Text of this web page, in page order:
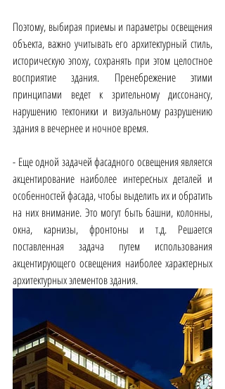
Поэтому, выбирая приемы и параметры освещения
объекта, важно учитывать его архитектурный стиль,
историческую эпоху, сохранять при этом целостное
восприятие здания. Пренебрежение этими
принципами ведет к зрительному диссонансу,
нарушению тектоники и визуальному разрушению
здания в вечернее и ночное время.
- Еще одной задачей фасадного освещения является
акцентирование наиболее интересных деталей и
особенностей фасада, чтобы выделить их и обратить
на них внимание. Это могут быть башни, колонны,
окна, карнизы, фронтоны и т.д. Решается
поставленная задача путем использования
акцентирующего освещения наиболее характерных
архитектурных элементов здания.